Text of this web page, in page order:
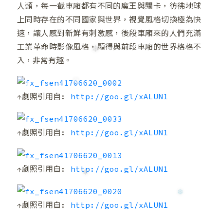
人類，每一截車廂都有不同的魔王與關卡，彷彿地球
上同時存在的不同國家與世界，視覺風格切換極為快
速，讓人感到新鮮有刺激感，後段車廂來的人們充滿
工業革命時影像風格，顯得與前段車廂的世界格格不
入，非常有趣。
↑劇照引用自: http://goo.gl/xALUN1
↑劇照引用自: http://goo.gl/xALUN1
↑劇照引用自: http://goo.gl/xALUN1
↑劇照引用自: http://goo.gl/xALUN1
❄
❄